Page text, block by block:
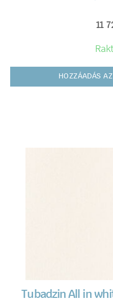
11
HOZZÁADÁS
Tubadzin All in